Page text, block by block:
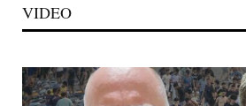
VIDEO